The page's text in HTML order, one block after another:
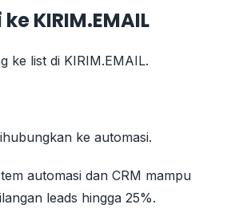
KIRIM.EMAIL
ke list di KIRIM.EMAIL.
ke automasi.
automasi dan CRM mampu
leads hingga 25%.